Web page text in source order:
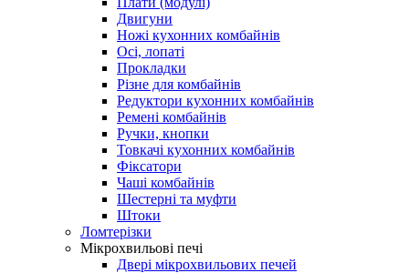
Двигуни
Ножі кухонних комбайнів
Осі, лопаті
Прокладки
Різне для комбайнів
Редуктори кухонних комбайнів
Ремені комбайнів
Ручки, кнопки
Товкачі кухонних комбайнів
Фіксатори
Чаші комбайнів
Шестерні та муфти
Штоки
Ломтерізки
Мікрохвильові печі
Двері мікрохвильових печей